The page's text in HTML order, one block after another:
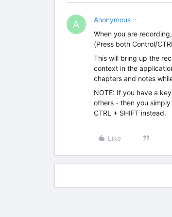
A Anonymous
When you are
(Press both Control/
This will bring up the
context in the
chapters and notes
NOTE: If you have a
others - then you
CTRL + SHIFT instead.
Like